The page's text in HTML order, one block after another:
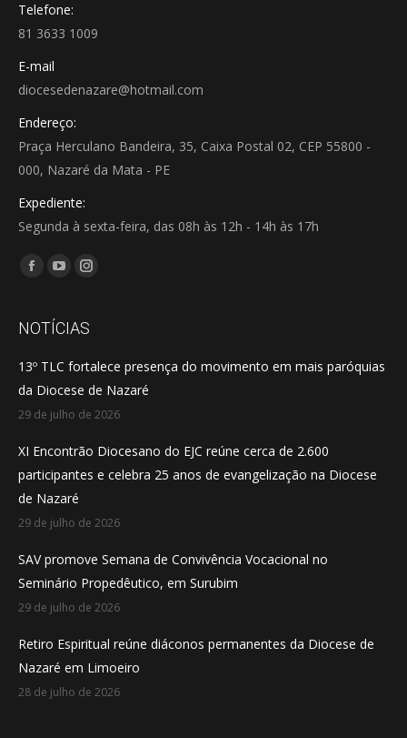
Telefone:
81 3633 1009
E-mail
diocesedenazare@hotmail.com
Endereço:
Praça Herculano Bandeira, 35, Caixa Postal 02, CEP 55800 -
000, Nazaré da Mata - PE
Expediente:
Segunda à sexta-feira, das 08h às 12h - 14h às 17h
Encontre-nos em:
Facebook
opens
new
window
YouTube
opens
new
window
Instagram
opens
new
window
NOTÍCIAS
13º TLC fortalece presença do movimento em mais paróquias
da Diocese de Nazaré
29 de julho de 2026
XI Encontrão Diocesano do EJC reúne cerca de 2.600
participantes e celebra 25 anos de evangelização na Diocese
de Nazaré
29 de julho de 2026
SAV promove Semana de Convivência Vocacional no
Seminário Propedêutico, em Surubim
29 de julho de 2026
Retiro Espiritual reúne diáconos permanentes da Diocese de
Nazaré em Limoeiro
28 de julho de 2026